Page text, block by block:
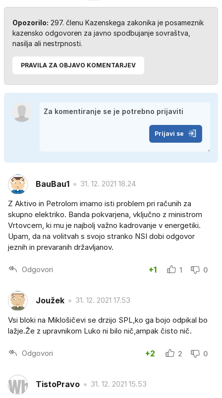
Opozorilo: 297. členu Kazenskega zakonika je posameznik
kazensko odgovoren za javno spodbujanje sovraštva,
nasilja ali nestrpnosti.
PRAVILA ZA OBJAVO KOMENTARJEV
Prijavi se
BauBau1 31. 12. 2021 18.24
Z Aktivo in Petrolom imamo isti problem pri računih za
skupno elektriko. Banda pokvarjena, vključno z ministrom
Vrtovcem, ki mu je najbolj važno kadrovanje v energetiki.
Upam, da na volitvah s svojo stranko NSI dobi odgovor
jeznih in prevaranih državljanov.
Odgovori +1 1 0
Joužek 31. 12. 2021 17.53
Vsi bloki na Miklošičevi se drzijo SPL,ko ga bojo odpikal bo
lažje.Že z upravnikom Luko ni bilo nič,ampak čisto nič.
Odgovori +2 2 0
TistoPravo 31. 12. 2021 15.53